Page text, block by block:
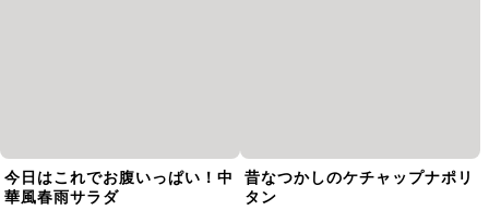
今日はこれでお腹いっぱい！中
華風春雨サラダ
昔なつかしのケチャップナポリ
タン